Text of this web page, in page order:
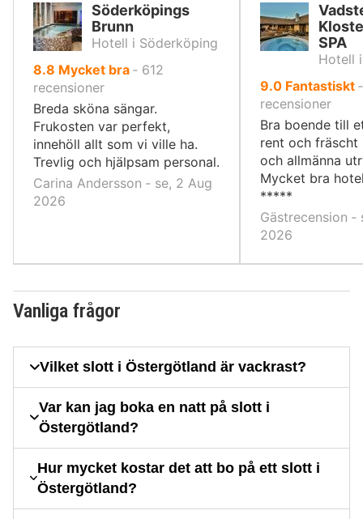
Söderköpings
Brunn
Hotell i Söderköping
8.8 av
10,
Mycket bra ‐ 612
recensioner
Breda sköna sängar.
Frukosten var perfekt,
innehöll allt som vi ville ha.
Trevlig och hjälpsam personal.
Carina Andersson ‐ se, 2 Aug
2026
SPA
Hotell
9.0av
10,
Fantastiskt
recensioner
Bra boende till
rent och fräscht
och allmänna
Mycket bra
*****
Gästrecension ‐
2026
Vanliga frågor
Vilket slott i Östergötland är vackrast?
Var kan jag boka en natt på slott i
Östergötland?
Hur mycket kostar det att bo på ett slott i
Östergötland?